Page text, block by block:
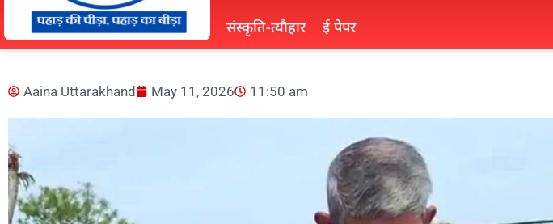
संस्कृति-त्यौहार
ई पेपर
Aaina Uttarakhand May 11, 2026 11:50 am